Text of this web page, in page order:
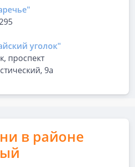
уголок"
проспект
9а
в районе